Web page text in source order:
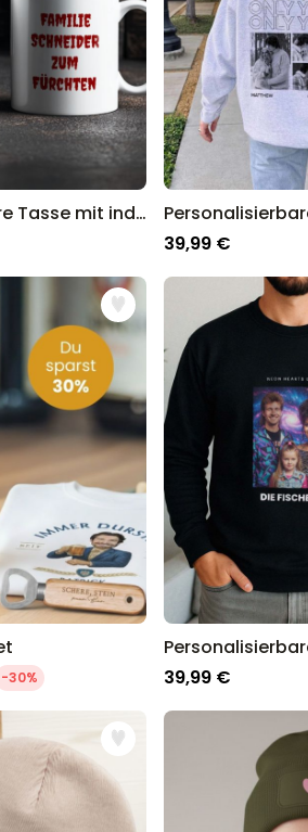
Personalisierbare Tasse mit individuellem Horrordesign
39,99 €
-30%
39,99 €